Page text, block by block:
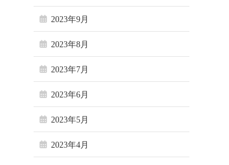
2023年9月
2023年8月
2023年7月
2023年6月
2023年5月
2023年4月